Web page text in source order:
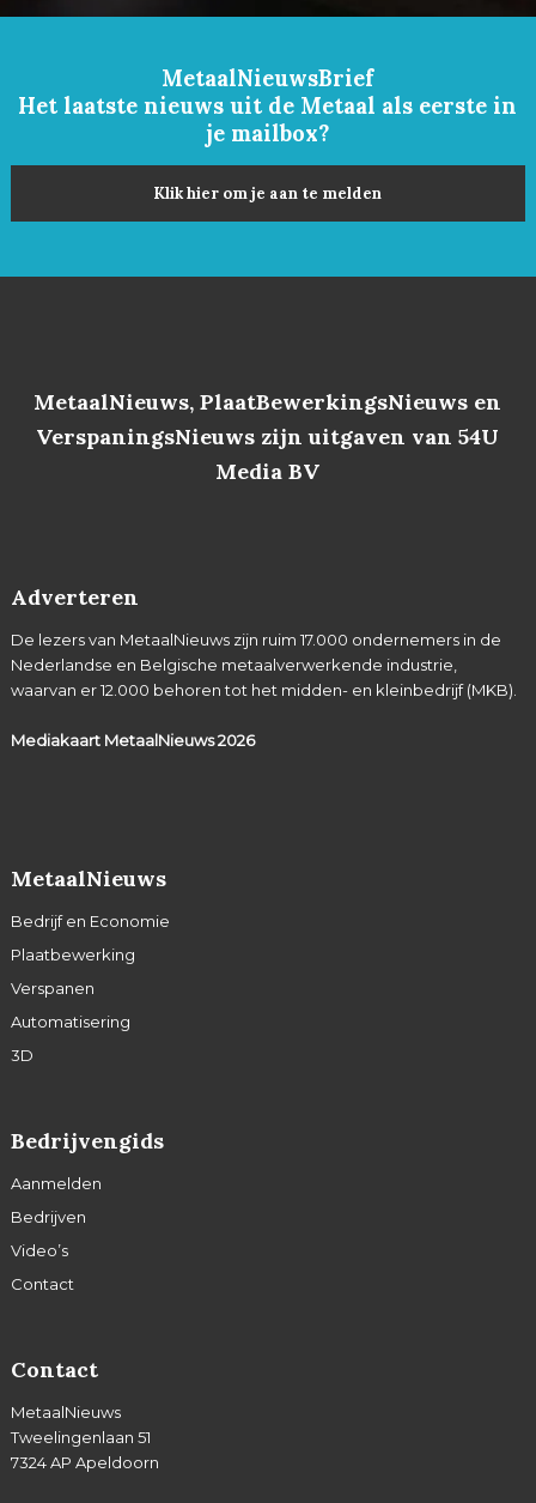
MetaalNieuwsBrief
Het laatste nieuws uit de Metaal als eerste in
je mailbox?
Klik hier om je aan te melden
MetaalNieuws, PlaatBewerkingsNieuws en
VerspaningsNieuws zijn uitgaven van 54U
Media BV
Adverteren
De lezers van MetaalNieuws zijn ruim 17.000 ondernemers in de
Nederlandse en Belgische metaalverwerkende industrie,
waarvan er 12.000 behoren tot het midden- en kleinbedrijf (MKB).
Mediakaart MetaalNieuws2026
MetaalNieuws
Bedrijf en Economie
Plaatbewerking
Verspanen
Automatisering
3D
Bedrijvengids
Aanmelden
Bedrijven
Video’s
Contact
Contact
MetaalNieuws
Tweelingenlaan 51
7324 AP Apeldoorn